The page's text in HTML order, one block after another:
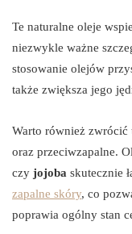
Te naturalne oleje
niezwykle ważne
stosowanie olejów
także zwiększa jego
Warto również zwrócić
oraz przeciwzapalne.
czy jojoba skutecznie
zapalne skóry, co
poprawia ogólny stan